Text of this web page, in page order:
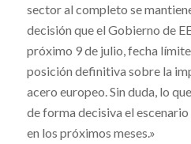
sector al completo se
decisión que el Gobierno de
próximo 9 de julio, fecha
posición definitiva sobre la
acero europeo. Sin duda, lo
de forma decisiva el
en los próximos meses.»